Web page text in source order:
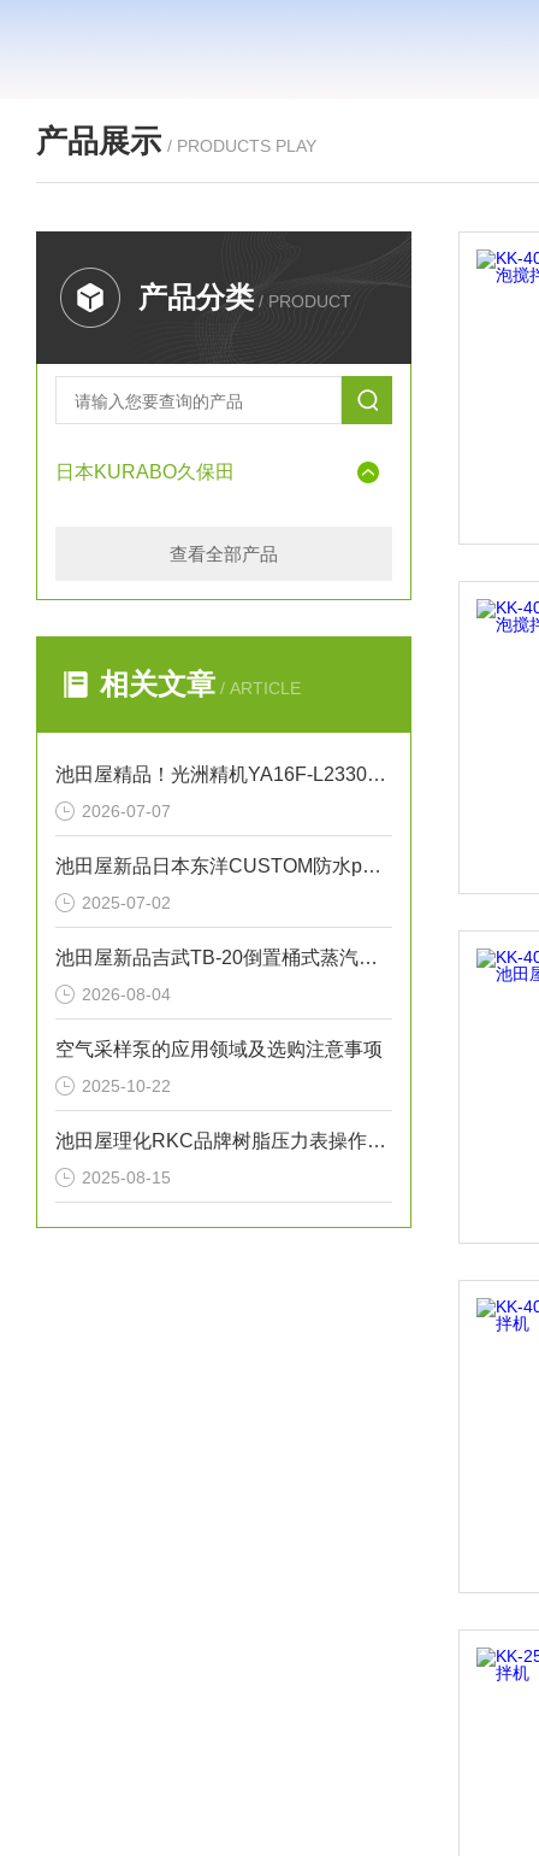
产品展示 / PRODUCTS PLAY
产品分类 / PRODUCT
日本KURABO久保田
查看全部产品
相关文章 / ARTICLE
池田屋精品！光洲精机YA16F-L23301自动XY平台技术参数与应用解析
2026-07-07
池田屋新品日本东洋CUSTOM防水pH计PH-6011
2025-07-02
池田屋新品吉武TB-20倒置桶式蒸汽疏水阀正式发布
2026-08-04
空气采样泵的应用领域及选购注意事项
2025-10-22
池田屋理化RKC品牌树脂压力表操作方法
2025-08-15